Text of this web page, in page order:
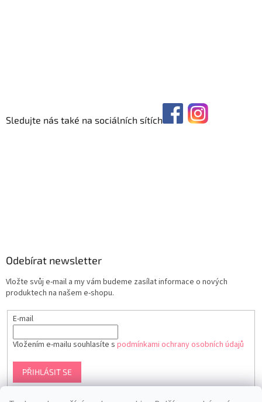
Sledujte nás také na sociálních sítích
Odebírat newsletter
Vložte svůj e-mail a my vám budeme zasílat informace o nových
produktech na našem e-shopu.
E-mail
Vložením e-mailu souhlasíte s podmínkami ochrany osobních údajů
PŘIHLÁSIT SE